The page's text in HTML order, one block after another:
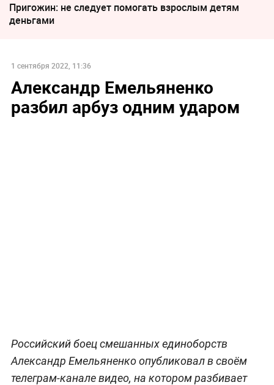
Пригожин: не следует помогать взрослым детям
деньгами
1 сентября 2022, 11:36
Александр Емельяненко
разбил арбуз одним ударом
Российский боец смешанных единоборств
Александр Емельяненко опубликовал в своём
телеграм-канале видео, на котором разбивает